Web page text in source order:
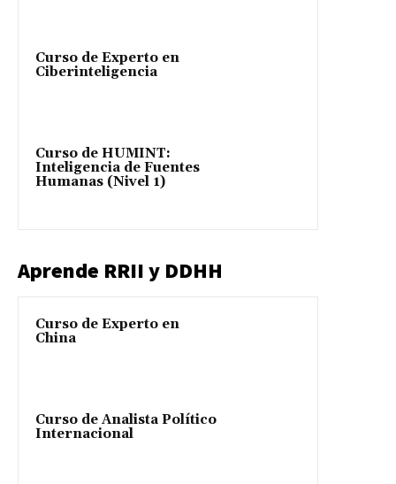
Curso de Experto en
Ciberinteligencia
Curso de HUMINT:
Inteligencia de Fuentes
Humanas (Nivel 1)
Aprende RRII y DDHH
Curso de Experto en
China
Curso de Analista Político
Internacional